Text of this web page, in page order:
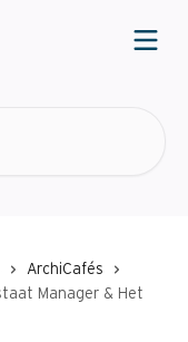
ArchiCafés
Manager & Het